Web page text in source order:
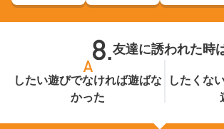
友達に誘われた時
したい遊びでなければ遊ばな
かった
したくな